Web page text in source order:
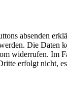
absenden
Die
widerrufen. Im
erfolgt nicht,